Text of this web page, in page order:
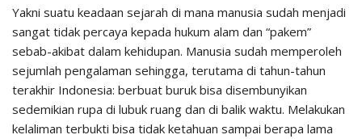
Yakni suatu keadaan sejarah di mana manusia sudah menjadi
sangat tidak percaya kepada hukum alam dan “pakem”
sebab-akibat dalam kehidupan. Manusia sudah memperoleh
sejumlah pengalaman sehingga, terutama di tahun-tahun
terakhir Indonesia: berbuat buruk bisa disembunyikan
sedemikian rupa di lubuk ruang dan di balik waktu. Melakukan
kelaliman terbukti bisa tidak ketahuan sampai berapa lama